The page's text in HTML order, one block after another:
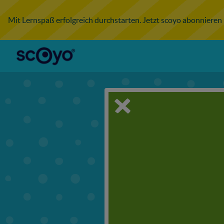
Mit Lernspaß erfolgreich durchstarten. Jetzt scoyo